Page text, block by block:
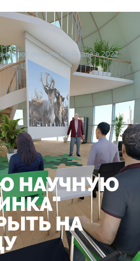
открыть на Ямале в 2022
НАУЧНУЮ
НА